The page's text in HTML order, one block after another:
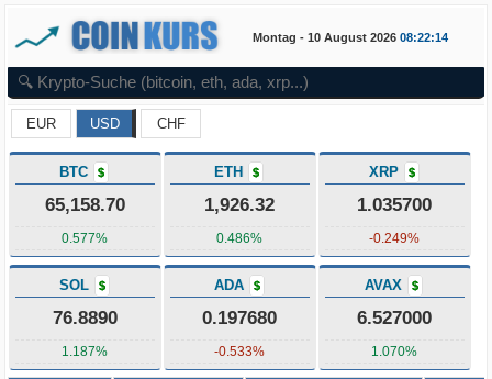
Montag - 10 August 2026 08:22:14
EUR USD CHF
BTC $
65,158.70
0.577%
ETH $
1,926.32
0.486%
XRP $
1.035700
-0.249%
SOL $
76.8890
1.187%
ADA $
0.197680
-0.533%
AVAX $
6.527000
1.070%